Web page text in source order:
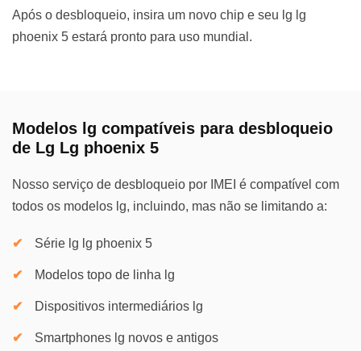
Após o desbloqueio, insira um novo chip e seu lg lg
phoenix 5 estará pronto para uso mundial.
Modelos lg compatíveis para desbloqueio
de Lg Lg phoenix 5
Nosso serviço de desbloqueio por IMEI é compatível com
todos os modelos lg, incluindo, mas não se limitando a:
Série lg lg phoenix 5
Modelos topo de linha lg
Dispositivos intermediários lg
Smartphones lg novos e antigos